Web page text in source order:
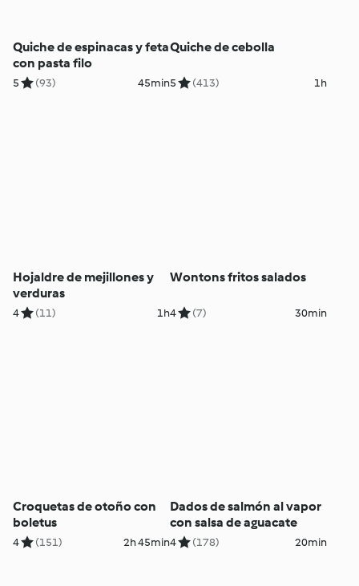
Quiche de espinacas y feta
con pasta filo
5 (93) 45min
Quiche de cebolla
5 (413) 1h
Hojaldre de mejillones y
verduras
4 (11) 1h
Wontons fritos salados
4 (7) 30min
Croquetas de otoño con
boletus
4 (151) 2h 45min
Dados de salmón al vapor
con salsa de aguacate
4 (178) 20min